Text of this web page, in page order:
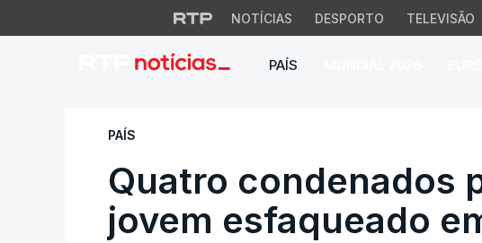
NOTÍCIAS DESPORTO TELEVISÃO
PAÍS
Quatro condenados
PAÍS
Quatro condenados
jovem esfaqueado